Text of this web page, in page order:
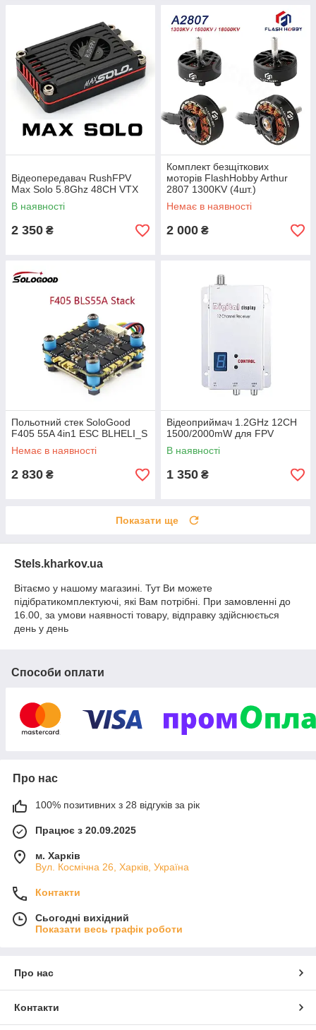
Відеопередавач RushFPV
Max Solo 5.8Ghz 48CH VTX
В наявності
2 350 ₴
Комплект безщіткових
моторів FlashHobby Arthur
2807 1300KV (4шт.)
Немає в наявності
2 000 ₴
Польотний стек SoloGood
F405 55A 4in1 ESC BLHELI_S
Немає в наявності
2 830 ₴
Відеоприймач 1.2GHz 12CH
1500/2000mW для FPV
В наявності
1 350 ₴
Показати ще
Stels.kharkov.ua
Вітаємо у нашому магазині. Тут Ви можете
підібратикомплектуючі, які Вам потрібні. При замовленні до
16.00, за умови наявності товару, відправку здійснюється
день у день
Способи оплати
Про нас
100% позитивних з 28 відгуків за рік
Працює з 20.09.2025
м. Харків
Вул. Космічна 26, Харків, Україна
Контакти
Сьогодні вихідний
Показати весь графік роботи
Про нас
Контакти